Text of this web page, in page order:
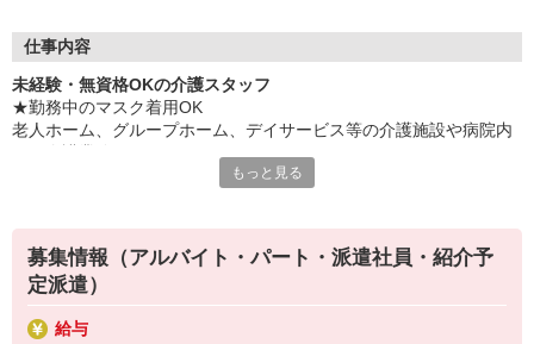
スタッフさんの満足度バツグン！
介◎
「以前派遣で働いた時は、ちょっと自分に合わなかったんだよ
ね・・・」
そんなあなたも『日研メディカルケア』にお問い合わせくださ
仕事内容
未経験・無資格OKの介護スタッフ
★勤務中のマスク着用OK
老人ホーム、グループホーム、デイサービス等の介護施設や病院内
・薬やおしぼりの準備などのケア
・体操や季節ごとのレクリエーション
・歩行、車椅子の介助
・見守り
※施設により異なります
もっと見る
募集情報（アルバイト・パート・派遣社員・紹介予
定派遣）
給与